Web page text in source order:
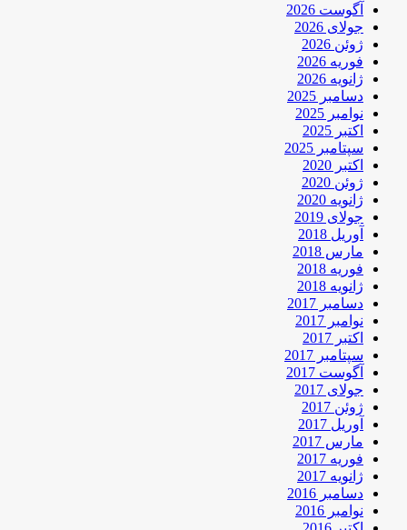
آگوست 2026
جولای 2026
ژوئن 2026
فوریه 2026
ژانویه 2026
دسامبر 2025
نوامبر 2025
اکتبر 2025
سپتامبر 2025
اکتبر 2020
ژوئن 2020
ژانویه 2020
جولای 2019
آوریل 2018
مارس 2018
فوریه 2018
ژانویه 2018
دسامبر 2017
نوامبر 2017
اکتبر 2017
سپتامبر 2017
آگوست 2017
جولای 2017
ژوئن 2017
آوریل 2017
مارس 2017
فوریه 2017
ژانویه 2017
دسامبر 2016
نوامبر 2016